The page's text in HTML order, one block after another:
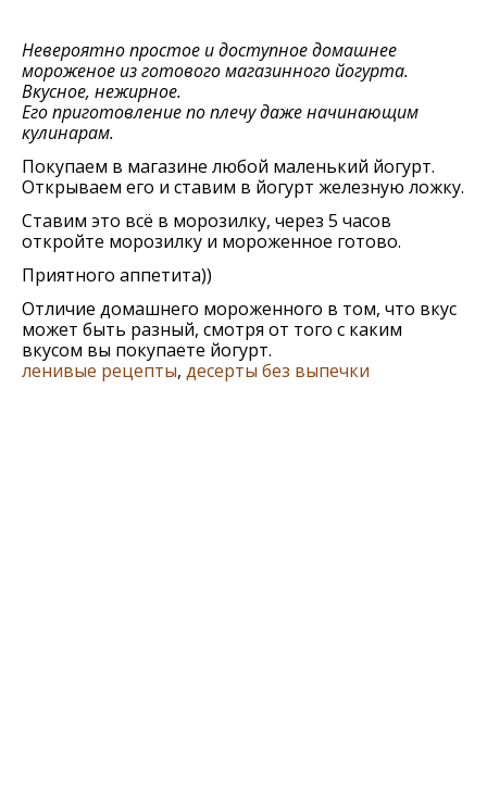
Невероятно простое и доступное домашнее
мороженое из готового магазинного йогурта.
Вкусное, нежирное.
Его приготовление по плечу даже начинающим
кулинарам.
Покупаем в магазине любой маленький йогурт.
Открываем его и ставим в йогурт железную ложку.
Ставим это всё в морозилку, через 5 часов
откройте морозилку и мороженное готово.
Приятного аппетита))
Отличие домашнего мороженного в том, что вкус
может быть разный, смотря от того с каким
вкусом вы покупаете йогурт.
ленивые рецепты, десерты без выпечки